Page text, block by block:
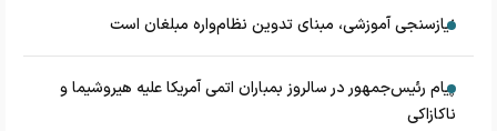
نیازسنجی آموزشی، مبنای تدوین نظام‌واره مبلغان است
پیام رئیس‌جمهور در سالروز بمباران اتمی آمریکا علیه هیروشیما و
ناکازاکی